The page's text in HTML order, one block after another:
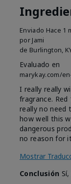
Enviado Hace 1
por Jami
de Burlington,
Evaluado en
marykay.com/
I really really
fragrance. Red
really no need
how well this
dangerous
no reason for
Mostrar
Conclusión